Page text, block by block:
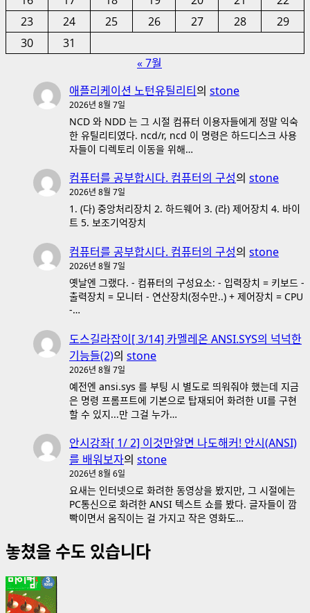
23
24 25 26 27 28
29
30
31
« 7월
애플리케이션 노턴유틸리티의 stone
2026년 8월 7일
NCD 와 NDD 는 그 시절 컴퓨터 이용자들에게 정말 익숙
한 유틸리티였다. ncd/r, ncd 이 명령은 하드디스크 사용
자들이 디렉토리 이동을 위해…
컴퓨터를 공부합시다. 컴퓨터의 구성의 stone
2026년 8월 7일
1. (다) 중앙처리장치 2. 하드웨어 3. (라) 제어장치 4. 바이
트 5. 보조기억장치
컴퓨터를 공부합시다. 컴퓨터의 구성의 stone
2026년 8월 7일
옛날엔 그랬다. - 컴퓨터의 구성요소: - 입력장치 = 키보드 -
출력장치 = 모니터 - 연산장치(정수만..) + 제어장치 = CPU
-…
도스길라잡이[ 3/14] 카멜레온 ANSI.SYS의 넉넉한
기능들(2)의 stone
2026년 8월 7일
예전엔 ansi.sys 를 부팅 시 별도로 띄워줘야 했는데 지금
은 명령 프롬프트에 기본으로 탑재되어 화려한 UI를 구현
할 수 있지...만 그걸 누가…
안시강좌[ 1/ 2] 이것만알면 나도해커! 안시(ANSI)
를 배워보자의 stone
2026년 8월 6일
요새는 인터넷으로 화려한 동영상을 봤지만, 그 시절에는
PC통신으로 화려한 ANSI 텍스트 쇼를 봤다. 글자들이 깜
빡이면서 움직이는 걸 가지고 작은 영화도…
놓쳤을 수도 있습니다